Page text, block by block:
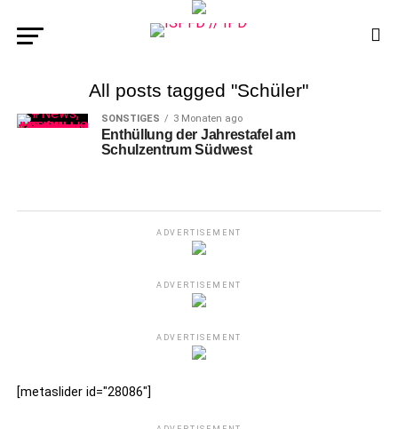
All posts tagged "Schüler"
SONSTIGES 3 Monaten ago
Enthüllung der Jahrestafel am
Schulzentrum Südwest
ADVERTISEMENT
ADVERTISEMENT
ADVERTISEMENT
[metaslider id="28086"]